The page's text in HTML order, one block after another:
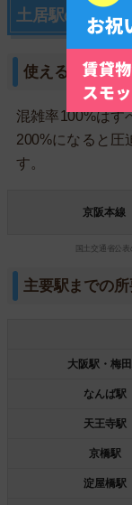
土居駅の交通ア
使える路線と主
混雑率100%はす
200%になると圧
す。
京阪本線
国土交通省公
主要駅までの
大阪駅・梅
なんば駅
天王寺駅
京橋駅
淀屋橋駅